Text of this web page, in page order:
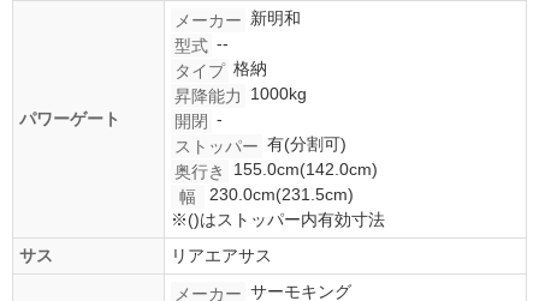
パワーゲート
メーカー 新明和
型式 --
タイプ 格納
昇降能力
1000kg
開閉 -
ストッパー 有(分割可)
奥行き
155.0cm(142.0cm)
幅
230.0cm(231.5cm)
※()はストッパー内有効寸法
サス
リアエアサス
メーカー サーモキング